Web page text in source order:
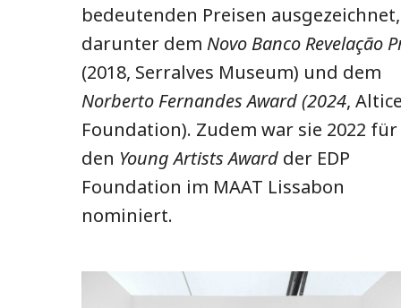
bedeutenden Preisen ausgezeichnet,
darunter dem Novo Banco Revelação
(2018, Serralves Museum) und dem
Norberto Fernandes Award (2024,
Foundation). Zudem war sie 2022 für
den Young Artists Award der EDP
Foundation im MAAT Lissabon
nominiert.